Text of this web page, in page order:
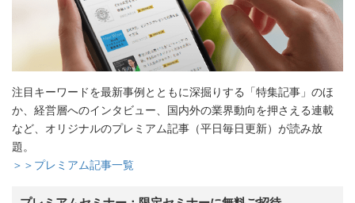
注目キーワードを最新事例とともに深掘りする「特集記事」のほ
か、経営層へのインタビュー、国内外の業界動向を押さえる連載
など、オリジナルのプレミアム記事（平日毎日更新）が読み放
題。
＞＞プレミアム記事一覧